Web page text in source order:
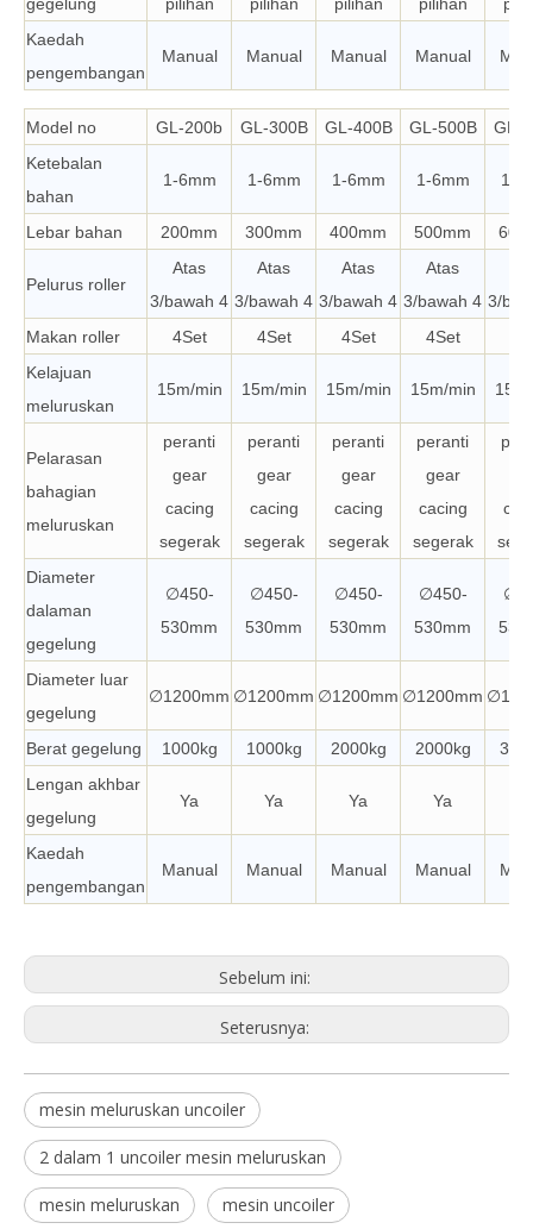
Kaedah
pengembangan
Manual Manual Manual Manual
Model no GL-200b GL-300B GL-400B GL-500B
GL-
Ketebalan
bahan
1-6mm 1-6mm 1-6mm 1-6mm 1-
Lebar bahan 200mm 300mm 400mm 500mm
Pelurus roller
Atas
3/bawah 4
Atas
3/bawah 4
Atas
3/bawah 4
Atas
3/bawah 4 3/
Makan roller
4Set 4Set 4Set 4Set
Kelajuan
meluruskan
15m/min 15m/min 15m/min 15m/min
Pelarasan
bahagian
meluruskan
peranti
gear
cacing
segerak
peranti
gear
cacing
segerak
peranti
gear
cacing
segerak
peranti
gear
cacing
segerak
Diameter
dalaman
gegelung
∅450-
530mm
∅450-
530mm
∅450-
530mm
∅450-
530mm
Diameter luar
gegelung
∅1200mm ∅1200mm ∅1200mm ∅1200mm
Berat gegelung 1000kg 1000kg 2000kg 2000kg
Lengan akhbar
gegelung
Ya Ya Ya Ya
Kaedah
pengembangan
Manual Manual Manual Manual
Sebelum ini:
Seterusnya:
mesin meluruskan uncoiler
2 dalam 1 uncoiler mesin meluruskan
mesin meluruskan mesin uncoiler